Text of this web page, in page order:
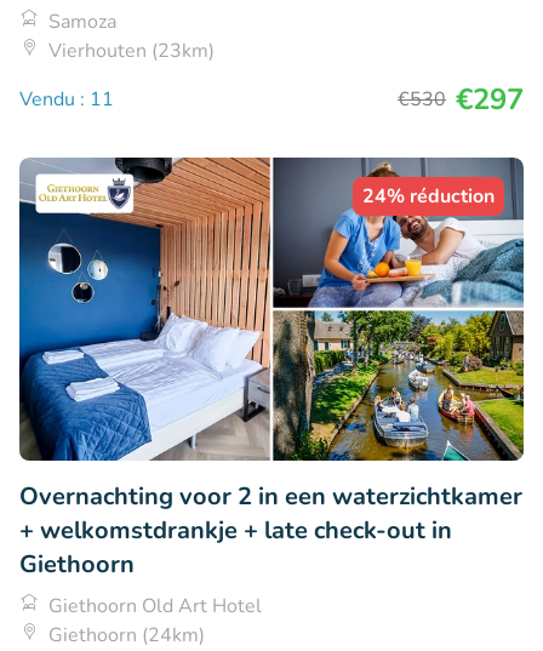
Samoza
Vierhouten (23km)
Vendu : 11
€530 €297
24% réduction
Overnachting voor 2 in een waterzichtkamer
+ welkomstdrankje + late check-out in
Giethoorn
Giethoorn Old Art Hotel
Giethoorn (24km)